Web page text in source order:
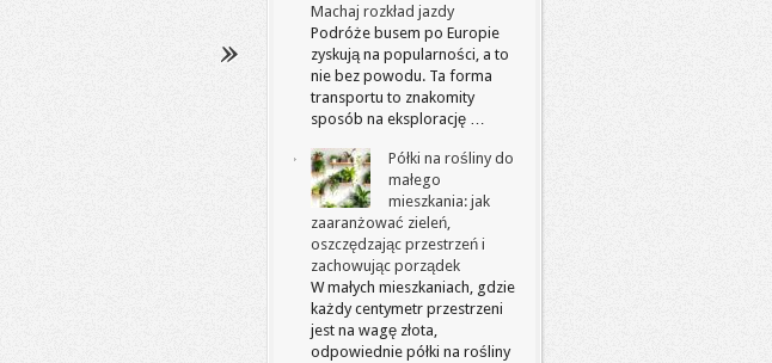
Machaj rozkład jazdy
Podróże busem po Europie
zyskują na popularności, a to
nie bez powodu. Ta forma
transportu to znakomity
sposób na eksplorację …
Półki na rośliny do
małego
mieszkania: jak
zaaranżować zieleń,
oszczędzając przestrzeń i
zachowując porządek
W małych mieszkaniach, gdzie
każdy centymetr przestrzeni
jest na wagę złota,
odpowiednie półki na rośliny